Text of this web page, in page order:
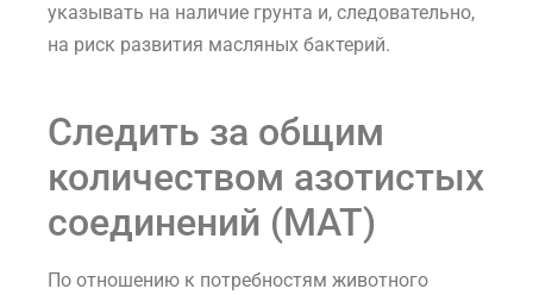
указывать на наличие грунта и, следовательно,
на риск развития масляных бактерий.
Следить за общим
количеством азотистых
соединений (MAT)
По отношению к потребностям животного